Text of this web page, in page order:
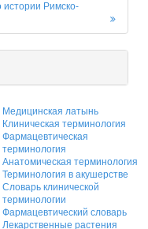
истории Римско-
Медицинская латынь
Клиническая терминология
Фармацевтическая
терминология
Анатомическая терминология
Терминология в акушерстве
Словарь клинической
терминологии
Фармацевтический словарь
Лекарственные растения